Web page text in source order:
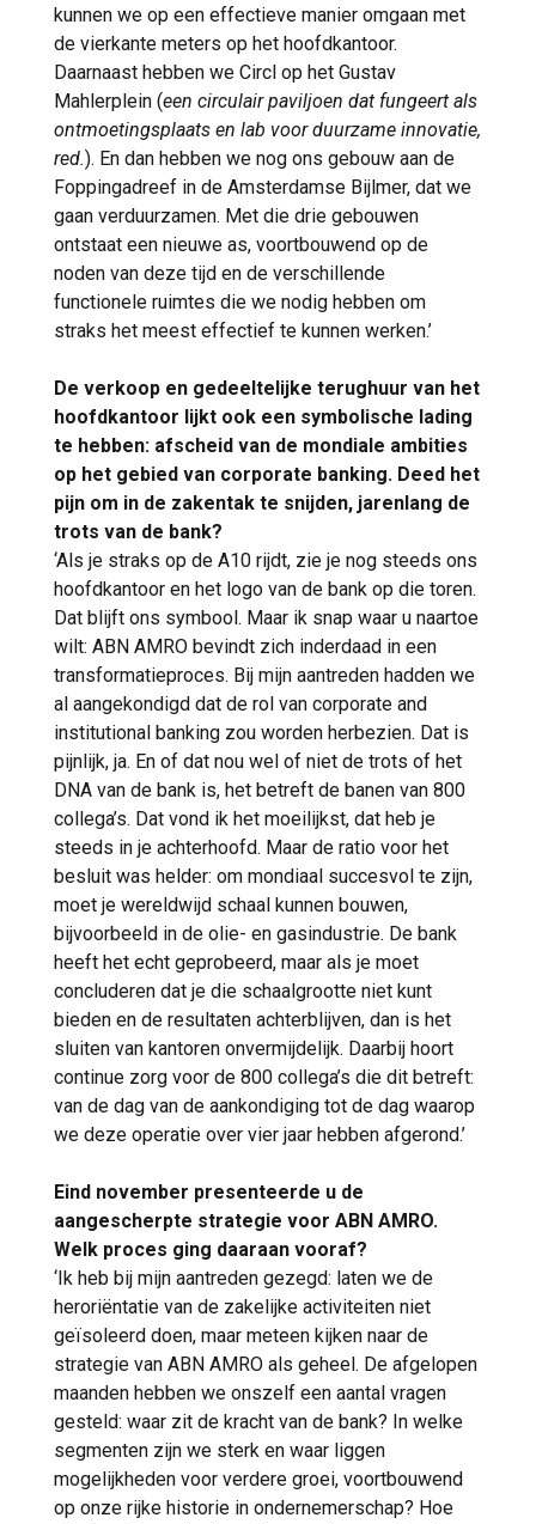
kunnen we op een effectieve manier omgaan met
de vierkante meters op het hoofdkantoor.
Daarnaast hebben we Circl op het Gustav
Mahlerplein (een circulair paviljoen dat fungeert als
ontmoetingsplaats en lab voor duurzame innovatie,
red.). En dan hebben we nog ons gebouw aan de
Foppingadreef in de Amsterdamse Bijlmer, dat we
gaan verduurzamen. Met die drie gebouwen
ontstaat een nieuwe as, voortbouwend op de
noden van deze tijd en de verschillende
functionele ruimtes die we nodig hebben om
straks het meest effectief te kunnen werken.’
De verkoop en gedeeltelijke terughuur van het
hoofdkantoor lijkt ook een symbolische lading
te hebben: afscheid van de mondiale ambities
op het gebied van corporate banking. Deed het
pijn om in de zakentak te snijden, jarenlang de
trots van de bank?
‘Als je straks op de A10 rijdt, zie je nog steeds ons
hoofdkantoor en het logo van de bank op die toren.
Dat blijft ons symbool. Maar ik snap waar u naartoe
wilt: ABN AMRO bevindt zich inderdaad in een
transformatieproces. Bij mijn aantreden hadden we
al aangekondigd dat de rol van corporate and
institutional banking zou worden herbezien. Dat is
pijnlijk, ja. En of dat nou wel of niet de trots of het
DNA van de bank is, het betreft de banen van 800
collega’s. Dat vond ik het moeilijkst, dat heb je
steeds in je achterhoofd. Maar de ratio voor het
besluit was helder: om mondiaal succesvol te zijn,
moet je wereldwijd schaal kunnen bouwen,
bijvoorbeeld in de olie- en gasindustrie. De bank
heeft het echt geprobeerd, maar als je moet
concluderen dat je die schaalgrootte niet kunt
bieden en de resultaten achterblijven, dan is het
sluiten van kantoren onvermijdelijk. Daarbij hoort
continue zorg voor de 800 collega’s die dit betreft:
van de dag van de aankondiging tot de dag waarop
we deze operatie over vier jaar hebben afgerond.’
Eind november presenteerde u de
aangescherpte strategie voor ABN AMRO.
Welk proces ging daaraan vooraf?
‘Ik heb bij mijn aantreden gezegd: laten we de
heroriëntatie van de zakelijke activiteiten niet
geïsoleerd doen, maar meteen kijken naar de
strategie van ABN AMRO als geheel. De afgelopen
maanden hebben we onszelf een aantal vragen
gesteld: waar zit de kracht van de bank? In welke
segmenten zijn we sterk en waar liggen
mogelijkheden voor verdere groei, voortbouwend
op onze rijke historie in ondernemerschap? Hoe